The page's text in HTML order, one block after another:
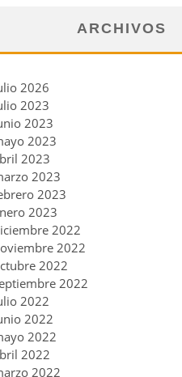
ARCHIVOS
2026
2023
2023
2023
2023
2023
2023
2023
2022
2022
2022
2022
2022
2022
2022
2022
2022